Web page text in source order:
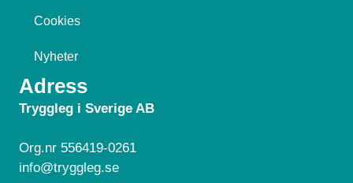
Cookies
Nyheter
Adress
Tryggleg i Sverige AB
Org.nr 556419-0261
info@tryggleg.se